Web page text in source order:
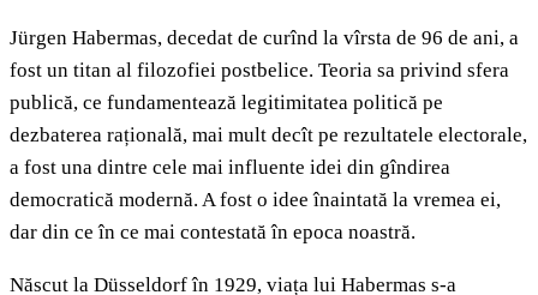
Jürgen Habermas, decedat de curînd la vîrsta de 96 de ani, a
fost un titan al filozofiei postbelice. Teoria sa privind sfera
publică, ce fundamentează legitimitatea politică pe
dezbaterea rațională, mai mult decît pe rezultatele electorale,
a fost una dintre cele mai influente idei din gîndirea
democratică modernă. A fost o idee înaintată la vremea ei,
dar din ce în ce mai contestată în epoca noastră.
Născut la Düsseldorf în 1929, viața lui Habermas s-a